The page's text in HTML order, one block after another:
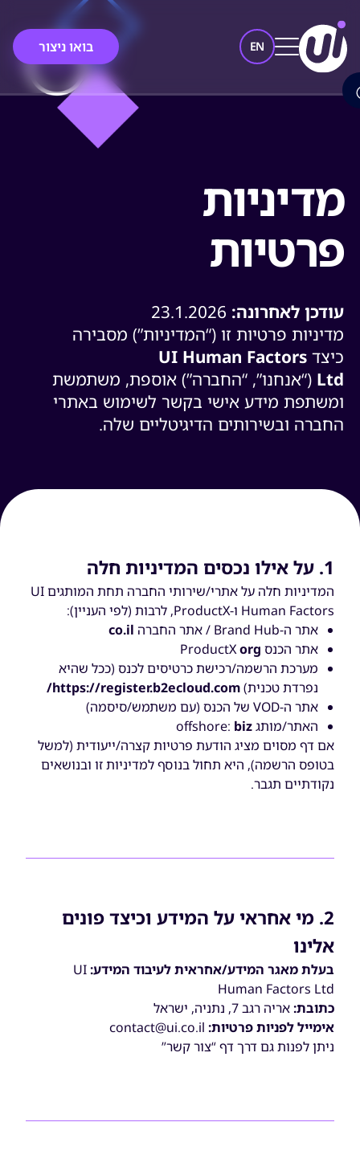
EN בואו ניצור
מדיניות
פרטיות
עודכן לאחרונה:
מדיניות פרטיות זו (“המדיניות”) מסבירה
כיצד UI Human Factors
Ltd
(“אנחנו”, “החברה”) אוספת, משתמשת
ומשתפת מידע אישי בקשר לשימוש באתרי
החברה ובשירותים הדיגיטליים שלה.
1. על אילו נכסים המדיניות חלה
המדיניות חלה על אתרי/שירותי החברה תחת המותגים UI
Human Factors ו-ProductX, לרבות (לפי העניין):
אתר ה-Brand Hub / אתר החברה
co.il
אתר הכנס ProductX org
מערכת הרשמה/רכישת כרטיסים לכנס (ככל שהיא
נפרדת טכנית)https://register.b2ecloud.com/
אתר ה-VOD של הכנס (עם משתמש/סיסמה)
האתר/מותג offshore:biz
אם דף מסוים מציג הודעת פרטיות קצרה/ייעודית (למשל
בטופס הרשמה), היא תחול בנוסף למדיניות זו ובנושאים
נקודתיים תגבר.
2. מי אחראי על המידע וכיצד פונים
אלינו
בעלת מאגר המידע/אחראית לעיבוד המידע:UI
Human Factors Ltd
כתובת:אריה רגב7, נתניה, ישראל
אימייללפניותפרטיות:
ניתן לפנות גם דרך דף “צור קשר”